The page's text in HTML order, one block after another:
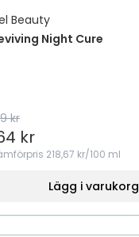
Beauty
Night Cure
kr
kr
218,67 kr/100 ml
Lägg i varukorg